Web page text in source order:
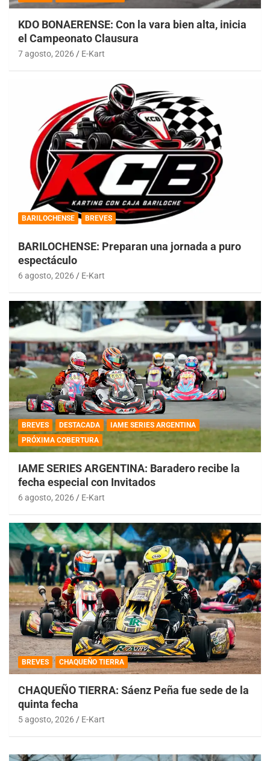
KDO BONAERENSE: Con la vara bien alta, inicia
el Campeonato Clausura
7 agosto, 2026 E-Kart
BARILOCHENSE BREVES
BARILOCHENSE: Preparan una jornada a puro
espectáculo
6 agosto, 2026 E-Kart
BREVES DESTACADA
IAME SERIES ARGENTINA
PRÓXIMA COBERTURA
IAME SERIES ARGENTINA: Baradero recibe la
fecha especial con Invitados
6 agosto, 2026 E-Kart
BREVES CHAQUEÑO TIERRA
CHAQUEÑO TIERRA: Sáenz Peña fue sede de la
quinta fecha
5 agosto, 2026 E-Kart